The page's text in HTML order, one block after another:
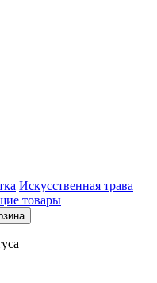
Искусственная трава
товары